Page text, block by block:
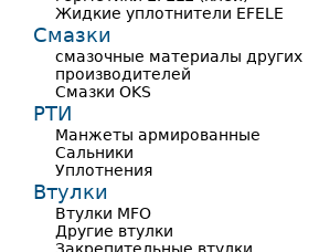
Жидкие уплотнители EFELE
Смазки
смазочные материалы других
производителей
Смазки OKS
РТИ
Манжеты армированные
Сальники
Уплотнения
Втулки
Втулки MFO
Другие втулки